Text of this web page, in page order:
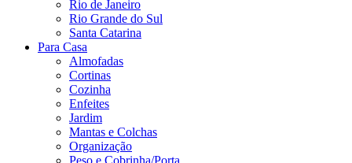
Rio de Janeiro
Rio Grande do Sul
Santa Catarina
Para Casa
Almofadas
Cortinas
Cozinha
Enfeites
Jardim
Mantas e Colchas
Organização
Peso e Cobrinha/Porta